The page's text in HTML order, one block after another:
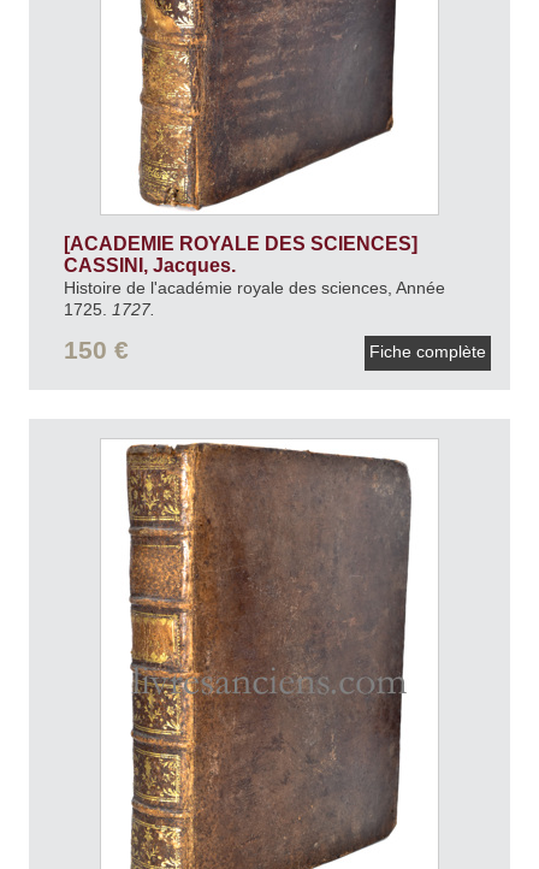
[ACADEMIE ROYALE DES SCIENCES]
CASSINI, Jacques.
Histoire de l'académie royale des sciences, Année
1725. 1727.
150 € Fiche complète